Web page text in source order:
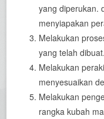
yang diperukan.
menyiapakan
Melakukan
yang telah dibuat.
Melakukan
menyesuaikan
Melakukan
rangka kubah